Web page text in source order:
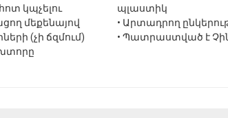
կպչելու
մեքենայով
(չի ճզմում)
պլաստիկ
• Արտադրող
• Պատրաստված է